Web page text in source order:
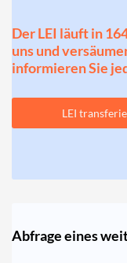
Der LEI läuft in
uns und
informieren Sie
LEI
Abfrage eines